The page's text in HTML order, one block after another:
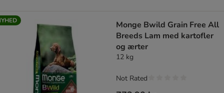
Monge Bwild Grain Free All
Breeds Lam med kartofler
og ærter
12 kg
Not Rated